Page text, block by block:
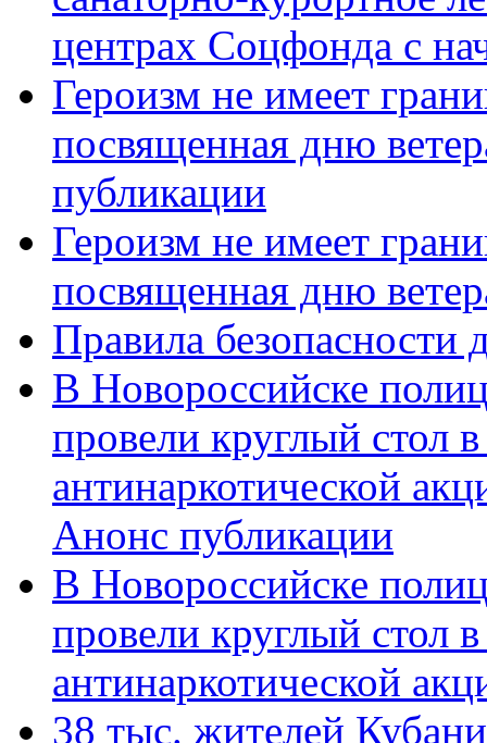
центрах Соцфонда с
Героизм не имеет
посвященная дню
публикации
Героизм не имеет
посвященная дню
Правила безопасности
В Новороссийске
провели круглый стол
антинаркотической
Анонс публикации
В Новороссийске
провели круглый стол
антинаркотической
38 тыс. жителей